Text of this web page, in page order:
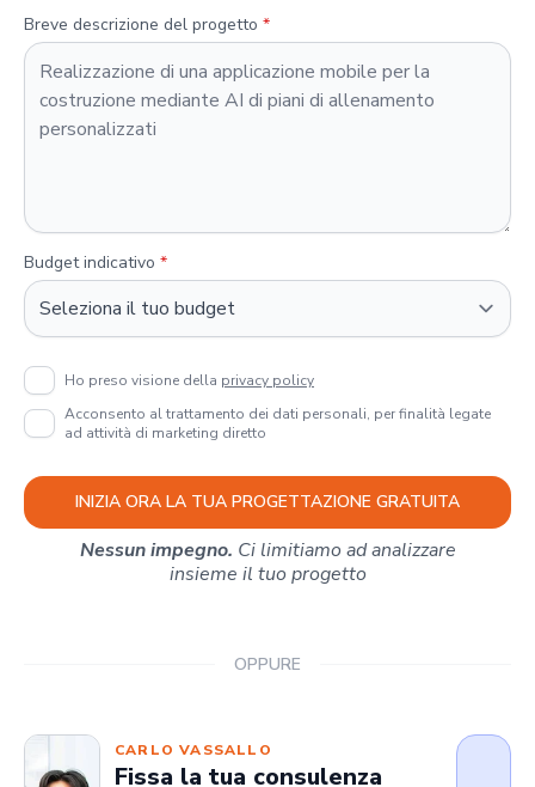
Breve descrizione del progetto *
Budget indicativo *
Ho preso visione della privacy policy
Acconsento al trattamento dei dati personali, per finalità legate
ad attività di marketing diretto
INIZIA ORA LA TUA PROGETTAZIONE GRATUITA
Nessun impegno. Ci limitiamo ad analizzare
insieme il tuo progetto
OPPURE
CARLO VASSALLO
Fissa la tua consulenza